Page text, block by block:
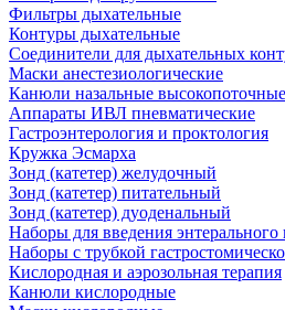
Фильтры дыхательные
Контуры дыхательные
Соединители для дыхательных
Маски анестезиологические
Канюли назальные высокопоточные
Аппараты ИВЛ пневматические
Гастроэнтерология и проктология
Кружка Эсмарха
Зонд (катетер) желудочный
Зонд (катетер) питательный
Зонд (катетер) дуоденальный
Наборы для введения энтерального
Наборы с трубкой
Кислородная и аэрозольная терапия
Канюли кислородные